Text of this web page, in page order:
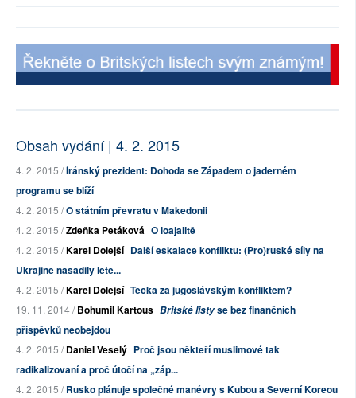
Obsah vydání | 4. 2. 2015
4. 2. 2015 /Íránský prezident: Dohoda se Západem o jaderném
programu se blíží
4. 2. 2015 /O státním převratu v Makedonii
4. 2. 2015 /Zdeňka Petáková O loajalitě
4. 2. 2015 /Karel Dolejší Další eskalace konfliktu: (Pro)ruské síly na
Ukrajině nasadily lete...
4. 2. 2015 /Karel Dolejší Tečka za jugoslávským konfliktem?
19. 11. 2014 /Bohumil Kartous Britské listyse bez finančních
příspěvků neobejdou
4. 2. 2015 /Daniel Veselý Proč jsou někteří muslimové tak
radikalizovaní a proč útočí na „záp...
4. 2. 2015 /Rusko plánuje společné manévry s Kubou a Severní Koreou